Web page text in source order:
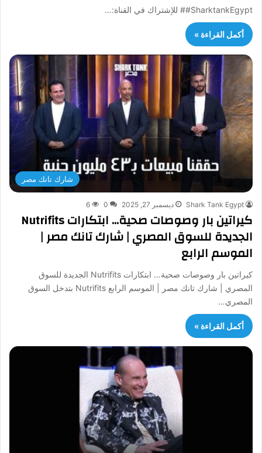
#SharktankEgypt# للإشتراك في القناة:…
أكمل القراءة »
شارك تانك مصر
Shark Tank Egypt ديسمبر 27, 2025 0
6
كيراتين بار وصوصات صحية… ابتكارات Nutrifits
الجديدة للسوق المصري | شارك تانك مصر |
الموسم الرابع
كيراتين بار وصوصات صحية… ابتكارات Nutrifits الجديدة للسوق
المصري | شارك تانك مصر | الموسم الرابع Nutrifits بتدخل السوق
المصري…
أكمل القراءة »